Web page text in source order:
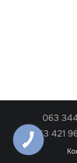
063
063 421